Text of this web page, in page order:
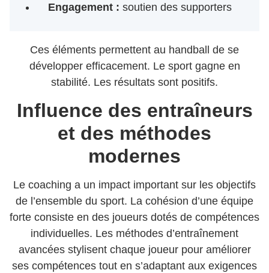
Engagement : soutien des supporters
Ces éléments permettent au handball de se
développer efficacement. Le sport gagne en
stabilité. Les résultats sont positifs.
Influence des entraîneurs
et des méthodes
modernes
Le coaching a un impact important sur les objectifs
de l’ensemble du sport. La cohésion d’une équipe
forte consiste en des joueurs dotés de compétences
individuelles. Les méthodes d’entraînement
avancées stylisent chaque joueur pour améliorer
ses compétences tout en s’adaptant aux exigences